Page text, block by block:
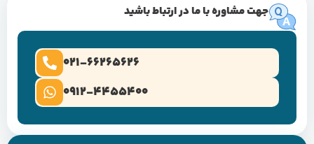
جهت مشاوره با ما در ارتباط باشید
0912-4455400
021-66265626